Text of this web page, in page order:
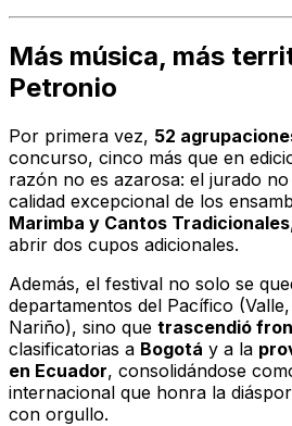
Más música, más
Petronio
Por primera vez, 52
concurso, cinco más que en
razón no es azarosa: el jurado
calidad excepcional de los
Marimba y Cantos Tradicionales
abrir dos cupos adicionales.
Además, el festival no solo se
departamentos del Pacífico
Nariño), sino que trascendió
clasificatorias a Bogotá y a la
en Ecuador, consolidándose
internacional que honra la
con orgullo.